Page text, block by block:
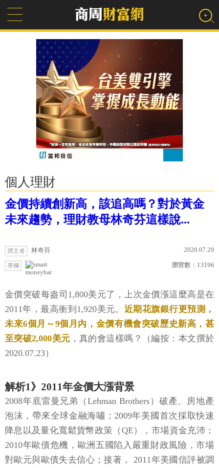
個人理財
金價持續創新高，該追高嗎？對於黃金
未來趨勢，理財教母林奇芬這樣說...
撰文者 林奇芬 2020.07.29
專欄
moneybar
瀏覽數： 13196
金價突破每盎司1,800美元了，上次金價漲這麼高是在
2011年，最高衝到1,920美元。 近期花旗銀行更預測，
未來6個月～9個月內，金價有機會突破歷史新高，甚
至突破2,000美元 ，真的會這樣嗎？（編按：本文撰於
2020.07.23）
解析1》2011年金價大漲背景
2008年底雷曼兄弟（Lehman Brothers）破產、房地產
泡沫，帶來全球金融海嘯；2009年美國首次採取快速
降息以及量化寬鬆貨幣政策（QE），市場資金充沛；
2010年歐債危機，歐洲五國陷入嚴重財政風險，市場
對歐元與歐債失去信心；接著， 2011年美國信評被調